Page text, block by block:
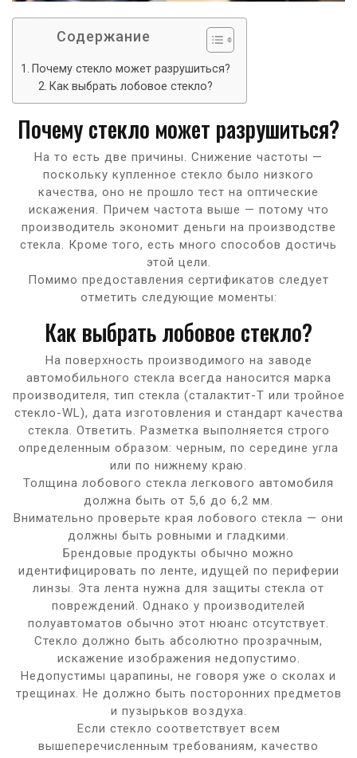
Содержание
Почему стекло может разрушиться?
Как выбрать лобовое стекло?
Почему стекло может разрушиться?
На то есть две причины. Снижение частоты —
поскольку купленное стекло было низкого
качества, оно не прошло тест на оптические
искажения. Причем частота выше — потому что
производитель экономит деньги на производстве
стекла. Кроме того, есть много способов достичь
этой цели.
Помимо предоставления сертификатов следует
отметить следующие моменты:
Как выбрать лобовое стекло?
На поверхность производимого на заводе
автомобильного стекла всегда наносится марка
производителя, тип стекла (сталактит-Т или тройное
стекло-WL), дата изготовления и стандарт качества
стекла. Ответить. Разметка выполняется строго
определенным образом: черным, по середине угла
или по нижнему краю.
Толщина лобового стекла легкового автомобиля
должна быть от 5,6 до 6,2 мм.
Внимательно проверьте края лобового стекла — они
должны быть ровными и гладкими.
Брендовые продукты обычно можно
идентифицировать по ленте, идущей по периферии
линзы. Эта лента нужна для защиты стекла от
повреждений. Однако у производителей
полуавтоматов обычно этот нюанс отсутствует.
Стекло должно быть абсолютно прозрачным,
искажение изображения недопустимо.
Недопустимы царапины, не говоря уже о сколах и
трещинах. Не должно быть посторонних предметов
и пузырьков воздуха.
Если стекло соответствует всем
вышеперечисленным требованиям, качество